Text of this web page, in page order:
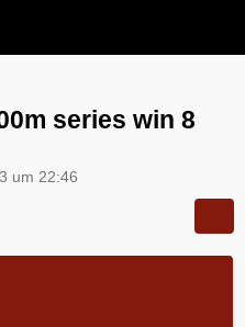
series win 8
um 22:46